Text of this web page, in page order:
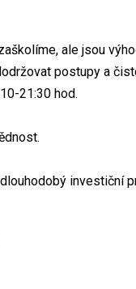
ale jsou
postupy a
21:30 hod.
investiční